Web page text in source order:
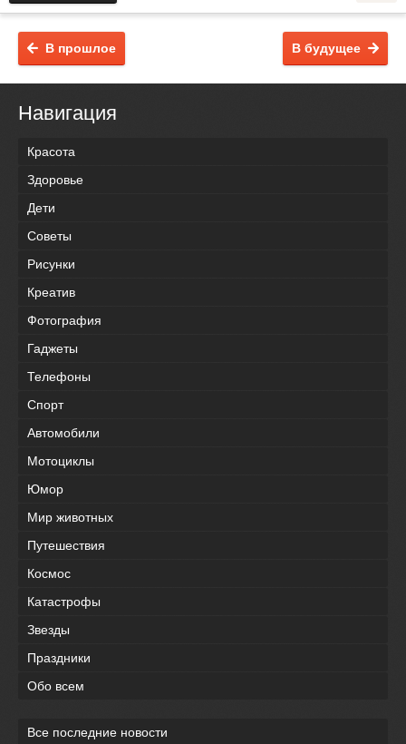
В будущее
В прошлое
Навигация
Красота
Здоровье
Дети
Советы
Рисунки
Креатив
Фотография
Гаджеты
Телефоны
Спорт
Автомобили
Мотоциклы
Юмор
Мир животных
Путешествия
Космос
Катастрофы
Звезды
Праздники
Обо всем
Все последние новости